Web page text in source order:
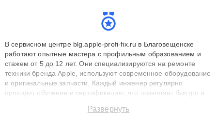
В сервисном центре blg.apple-profi-fix.ru в Благовещенске
работают опытные мастера с профильным образованием и
стажем от 5 до 12 лет. Они специализируются на ремонте
техники бренда Apple, используют современное оборудование
и оригинальные запчасти. Каждый инженер регулярно
проходит обучение и сертификацию, что позволяет быстро и
сохранением гарантии до 3 лет. Наши мастера решают
Развернуть